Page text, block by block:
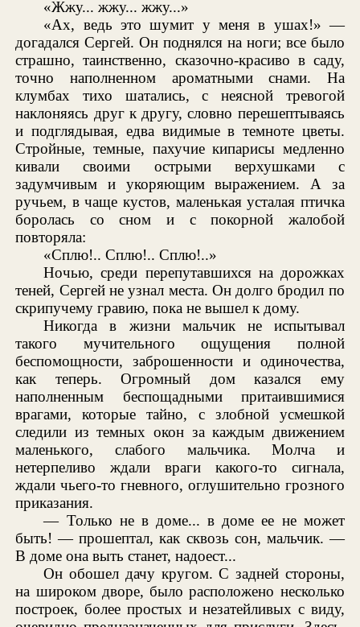
«Жжу... жжу... жжу...»
«Ах, ведь это шумит у меня в ушах!» —
догадался Сергей. Он поднялся на ноги; все было
страшно, таинственно, сказочно-красиво в саду,
точно наполненном ароматными снами. На
клумбах тихо шатались, с неясной тревогой
наклоняясь друг к другу, словно перешептываясь
и подглядывая, едва видимые в темноте цветы.
Стройные, темные, пахучие кипарисы медленно
кивали своими острыми верхушками с
задумчивым и укоряющим выражением. А за
ручьем, в чаще кустов, маленькая усталая птичка
боролась со сном и с покорной жалобой
повторяла:
«Сплю!.. Сплю!.. Сплю!..»
Ночью, среди перепутавшихся на дорожках
теней, Сергей не узнал места. Он долго бродил по
скрипучему гравию, пока не вышел к дому.
Никогда в жизни мальчик не испытывал
такого мучительного ощущения полной
беспомощности, заброшенности и одиночества,
как теперь. Огромный дом казался ему
наполненным беспощадными притаившимися
врагами, которые тайно, с злобной усмешкой
следили из темных окон за каждым движением
маленького, слабого мальчика. Молча и
нетерпеливо ждали враги какого-то сигнала,
ждали чьего-то гневного, оглушительно грозного
приказания.
— Только не в доме... в доме ее не может
быть! — прошептал, как сквозь сон, мальчик. —
В доме она выть станет, надоест...
Он обошел дачу кругом. С задней стороны,
на широком дворе, было расположено несколько
построек, более простых и незатейливых с виду,